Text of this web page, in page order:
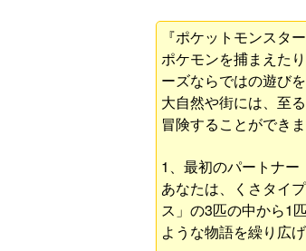
『ポケットモンスタ
ポケモンを捕まえた
ーズならではの遊び
大自然や街には、至
冒険することができま
1、最初のパートナー
あなたは、くさタイ
ス」の3匹の中から1
ような物語を繰り広